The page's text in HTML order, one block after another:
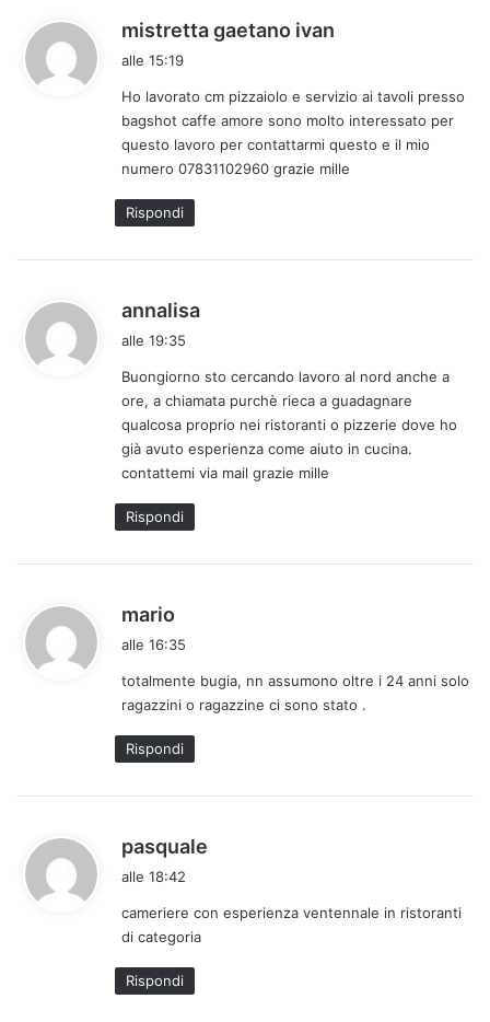
mistretta gaetano ivan
e
t
t
o
alle 15:19
Ho lavorato cm pizzaiolo e servizio ai tavoli presso
bagshot caffe amore sono molto interessato per
questo lavoro per contattarmi questo e il mio
numero 07831102960 grazie mille
Rispondi
annalisa
e
t
t
o
:
alle 19:35
Buongiorno sto cercando lavoro al nord anche a
ore, a chiamata purchè rieca a guadagnare
qualcosa proprio nei ristoranti o pizzerie dove ho
già avuto esperienza come aiuto in cucina.
contattemi via mail grazie mille
Rispondi
mario
e
t
t
o
alle 16:35
totalmente bugia, nn assumono oltre i 24 anni solo
ragazzini o ragazzine ci sono stato .
Rispondi
pasquale
e
alle 18:42
cameriere con esperienza ventennale in ristoranti
di categoria
Rispondi